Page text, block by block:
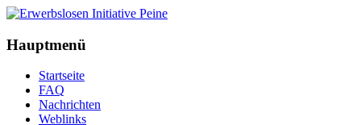
Hauptmenü
Startseite
FAQ
Nachrichten
Weblinks